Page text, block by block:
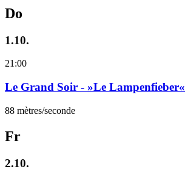
Do
1.10.
21:00
Le Grand Soir - »Le Lampenfieber«
88 mètres/seconde
Fr
2.10.